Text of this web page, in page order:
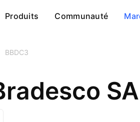
Produits Communauté
BBDC3
SA